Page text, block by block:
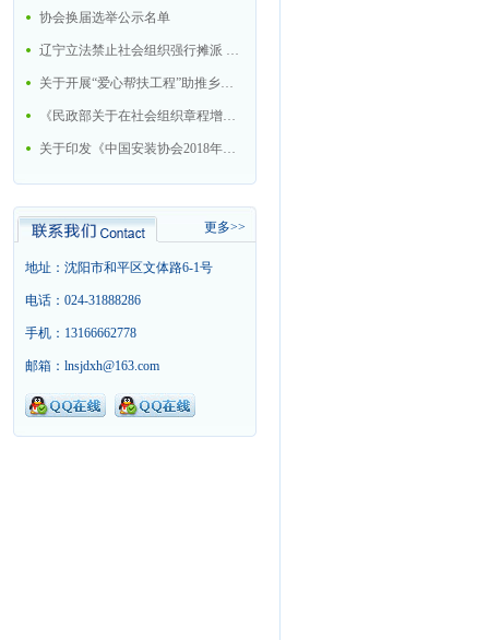
协会换届选举公示名单
辽宁立法禁止社会组织强行摊派 今后十情形属违法
关于开展“爱心帮扶工程”助推乡村振兴战略的工作方案
《民政部关于在社会组织章程增加党的建设和社会主义核心价值观有关内容通知》的解读
关于印发《中国安装协会2018年工作要点》的通知
更多>>
地址：沈阳市和平区文体路6-1号
电话：024-31888286
手机：13166662778
邮箱：lnsjdxh@163.com